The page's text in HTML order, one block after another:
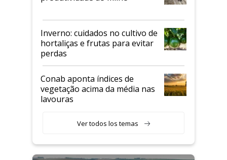
Inverno: cuidados no cultivo de
hortaliças e frutas para evitar
perdas
Conab aponta índices de
vegetação acima da média nas
lavouras
Ver todos los temas